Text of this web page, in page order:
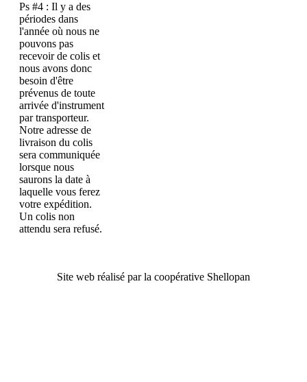
Ps #4 : Il y a des
périodes dans
l'année où nous ne
pouvons pas
recevoir de colis et
nous avons donc
besoin d'être
prévenus de toute
arrivée d'instrument
par transporteur.
Notre adresse de
livraison du colis
sera communiquée
lorsque nous
saurons la date à
laquelle vous ferez
votre expédition.
Un colis non
attendu sera refusé.
Site web réalisé par la coopérative Shellopan